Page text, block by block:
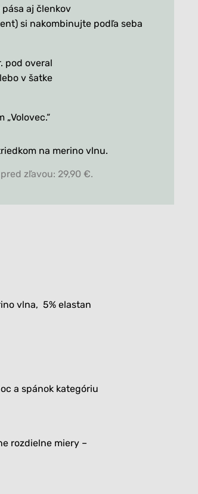
aj členkov
si nakombinujte podľa seba
pod overal
v šatke
„Volovec.“
na merino vlnu.
zľavou: 29,90 €.
vlna, 5% elastan
a spánok kategóriu
rozdielne miery –